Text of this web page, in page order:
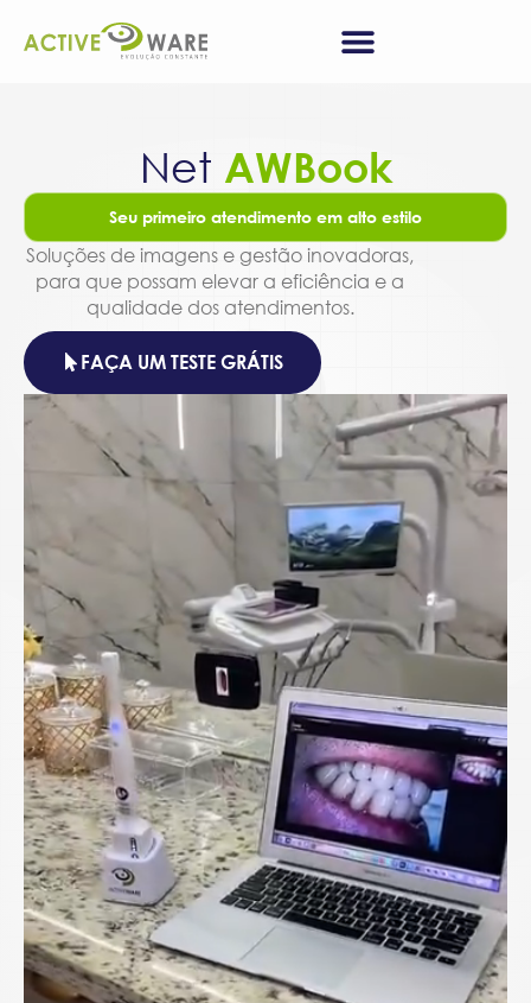
Net AWBook
Seu primeiro atendimento em alto estilo
Soluções de imagens e gestão inovadoras,
para que possam elevar a eficiência e a
qualidade dos atendimentos.
FAÇA UM TESTE GRÁTIS